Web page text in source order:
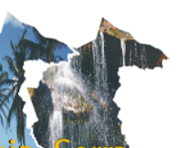
Brasil em 2010. O
Brasil, com nota média de
nós nordestinos
global, entre belgas e
a região mais rica